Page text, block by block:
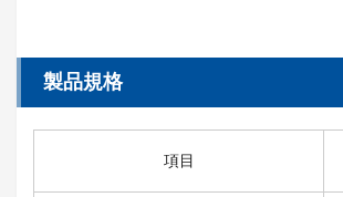
製品規格
項目